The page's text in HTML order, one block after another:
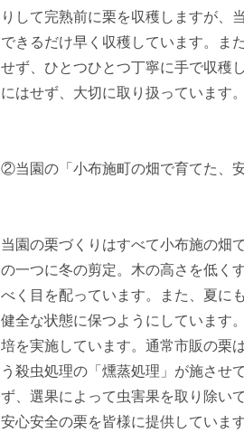
りして完熟前に栗を収穫しますが、
できるだけ早く収穫しています。ま
せず、ひとつひとつ丁寧に手で収穫
にはせず、大切に取り扱っています。
②当園の「小布施町の畑で育てた、
当園の栗づくりはすべて小布施の畑
の一つに冬の剪定。木の高さを低く
べく目を配っています。また、夏に
健全な状態に保つようにしています
培を実施しています。通常市販の栗
う殺虫処理の「燻蒸処理」が施させ
ず、選果によって虫害果を取り除い
安心安全の栗を皆様に提供しています